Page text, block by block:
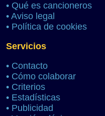
• Qué es cancioneros
• Aviso legal
• Política de cookies
Servicios
• Contacto
• Cómo colaborar
• Criterios
• Estadísticas
• Publicidad